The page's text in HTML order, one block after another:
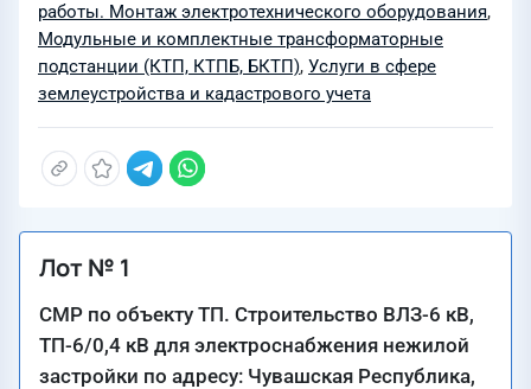
работы. Монтаж электротехнического оборудования,
Модульные и комплектные трансформаторные
подстанции (КТП, КТПБ, БКТП), Услуги в сфере
землеустройства и кадастрового учета
Лот № 1
СМР по объекту ТП. Строительство ВЛЗ-6 кВ,
ТП-6/0,4 кВ для электроснабжения нежилой
застройки по адресу: Чувашская Республика,